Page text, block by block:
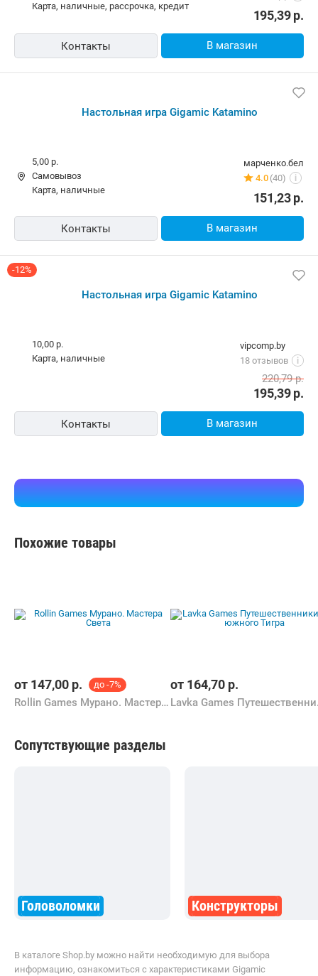
карта, наличные, рассрочка, кредит
195,39р.
Контакты В магазин
Настольная игра Gigamic Katamino
марченко.бел
4.0 (40) i
5,00 р.
Самовывоз
карта, наличные
151,23р.
Контакты В магазин
-12%
Настольная игра Gigamic Katamino
vipcomp.by
18 отзывов
i
10,00 р.
карта, наличные
195,39р.
220,79р.
Контакты В магазин
Похожие товары
от 147,00 р. до -7%
Rollin Games Мурано. Мастера Света
от 164,70 р.
Сопутствующие разделы
Головоломки Конструкторы
В каталоге Shop.by можно найти необходимую для выбора
информацию, ознакомиться с характеристиками Gigamic